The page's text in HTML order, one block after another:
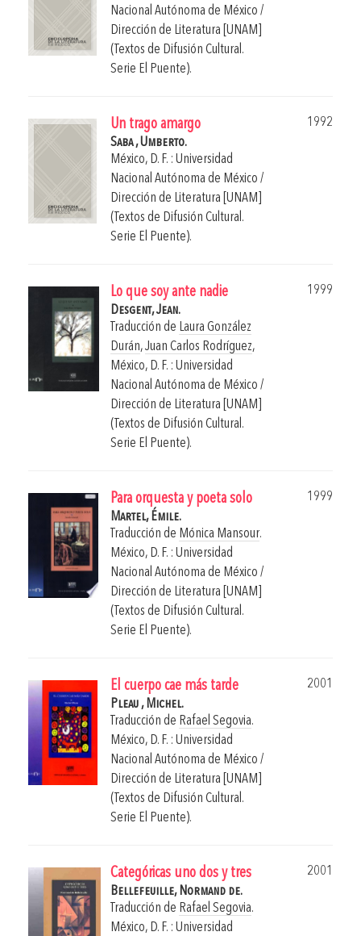
Nacional Autónoma de México /
Dirección de Literatura [UNAM]
(Textos de Difusión Cultural.
Serie El Puente).
Un trago amargo
1992
Saba , Umberto.
México, D. F. : Universidad
Nacional Autónoma de México /
Dirección de Literatura [UNAM]
(Textos de Difusión Cultural.
Serie El Puente).
Lo que soy ante nadie
1999
Desgent, Jean.
Traducción de Laura González
Durán,Juan Carlos Rodríguez,
México, D. F. : Universidad
Nacional Autónoma de México /
Dirección de Literatura [UNAM]
(Textos de Difusión Cultural.
Serie El Puente).
Para orquesta y poeta solo
1999
Martel, Émile.
Traducción de Mónica Mansour.
México, D. F. : Universidad
Nacional Autónoma de México /
Dirección de Literatura [UNAM]
(Textos de Difusión Cultural.
Serie El Puente).
El cuerpo cae más tarde
2001
Pleau , Michel.
Traducción de Rafael Segovia.
México, D. F. : Universidad
Nacional Autónoma de México /
Dirección de Literatura [UNAM]
(Textos de Difusión Cultural.
Serie El Puente).
Categóricas uno dos y tres
2001
Bellefeuille, Normand de.
Traducción de Rafael Segovia.
México, D. F. : Universidad